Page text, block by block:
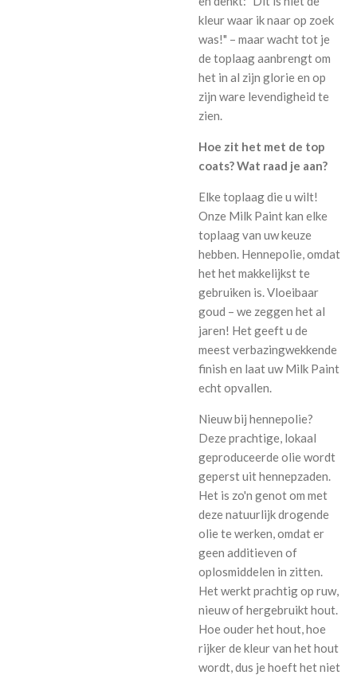
kleur waar ik naar op zoek
was!" – maar wacht tot je
de toplaag aanbrengt om
het in al zijn glorie en op
zijn ware levendigheid te
zien.
Hoe zit het met de top
coats? Wat raad je aan?
Elke toplaag die u wilt!
Onze Milk Paint kan elke
toplaag van uw keuze
hebben. Hennepolie, omdat
het het makkelijkst te
gebruiken is. Vloeibaar
goud – we zeggen het al
jaren! Het geeft u de
meest verbazingwekkende
finish en laat uw Milk Paint
echt opvallen.
Nieuw bij hennepolie?
Deze prachtige, lokaal
geproduceerde olie wordt
geperst uit hennepzaden.
Het is zo'n genot om met
deze natuurlijk drogende
olie te werken, omdat er
geen additieven of
oplosmiddelen in zitten.
Het werkt prachtig op ruw,
nieuw of hergebruikt hout.
Hoe ouder het hout, hoe
rijker de kleur van het hout
wordt, dus je hoeft het niet